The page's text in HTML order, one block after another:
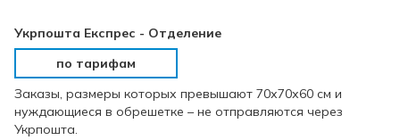
Укрпошта Експрес - Отделение
по тарифам
Заказы, размеры которых превышают 70х70х60 см и
нуждающиеся в обрешетке – не отправляются через
Укрпошта.